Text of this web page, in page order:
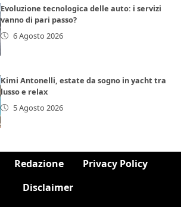
Evoluzione tecnologica delle auto: i servizi
vanno di pari passo?
6 Agosto 2026
Kimi Antonelli, estate da sogno in yacht tra
lusso e relax
5 Agosto 2026
Redazione
Privacy Policy
Disclaimer